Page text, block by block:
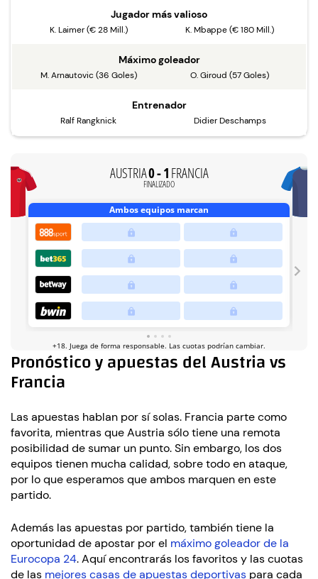
Jugador más valioso
K. Laimer (€ 28 Mill.) K. Mbappe (€ 180 Mill.)
Máximo goleador
M. Arnautovic (36 Goles) O. Giroud (57 Goles)
Entrenador
Ralf Rangknick Didier Deschamps
Pronóstico y apuestas del Austria vs
Francia
Las apuestas hablan por sí solas. Francia parte como
favorita, mientras que Austria sólo tiene una remota
posibilidad de sumar un punto. Sin embargo, los dos
equipos tienen mucha calidad, sobre todo en ataque,
por lo que esperamos que ambos marquen en este
partido.
Además las apuestas por partido, también tiene la
oportunidad de apostar por el máximo goleador de la
Eurocopa 24. Aquí encontrarás los favoritos y las cuotas
de las mejores casas de apuestas deportivas para cada